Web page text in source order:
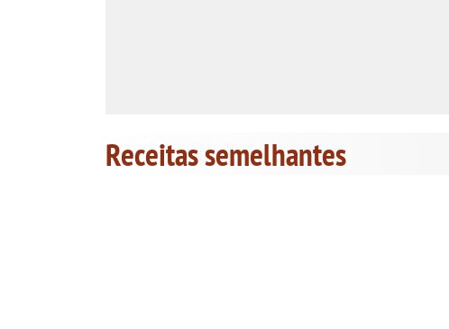
Receitas semelhantes